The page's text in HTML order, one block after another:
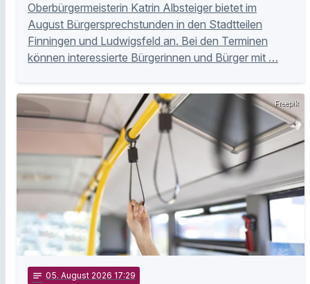
Oberbürgermeisterin Katrin Albsteiger bietet im
August Bürgersprechstunden in den Stadtteilen
Finningen und Ludwigsfeld an. Bei den Terminen
können interessierte Bürgerinnen und Bürger mit …
Freepik
notes 05. August 2026 17:29